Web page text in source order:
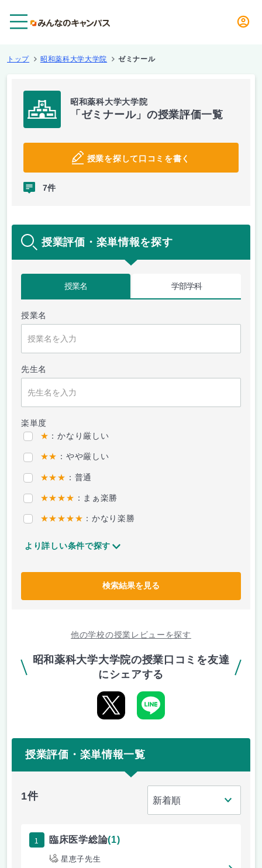
トップ 昭和薬科大学大学院 ゼミナール
昭和薬科大学大学院
「ゼミナール」の授業評価一覧
授業を探して口コミを書く
7件
授業評価・楽単情報を探す
授業名 学部学科
授業名
先生名
楽単度
★ ：かなり厳しい
★★ ：やや厳しい
★★★ ：普通
★★★★ ：まぁ楽勝
★★★★★ ：かなり楽勝
より詳しい条件で探す
検索結果を見る
他の学校の授業レビューを探す
昭和薬科大学大学院の授業口コミを友達
にシェアする
授業評価・楽単情報一覧
1件
1 臨床医学総論(1)
星恵子先生